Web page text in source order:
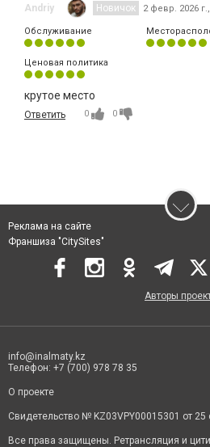
Andriy Новичок 2 февр. 2026
Обслуживание
Ценовая политика
крутое место
Ответить 0 0
Реклама на сайте
Франшиза "CitySites"
Авторы
info@inalmaty.kz
Телефон: +7 (700) 978 78 35
О проекте
Свидетельство № KZ03VPY00015301 от 25
Все права защищены. Ретрансляция и